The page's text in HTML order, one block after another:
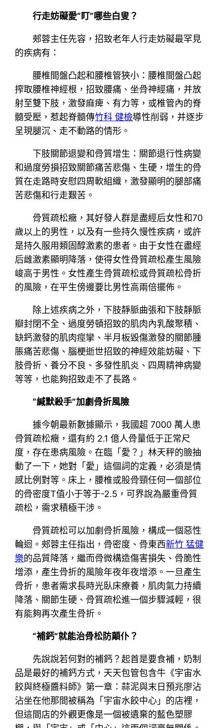
行走妨礙愛“盯”哪些白叟？
郟蓉主任先容，招致老年人行走妨礙最罕見
的疾病有：
腰椎間盤凸起和腰椎管狹小：腰椎間盤凸起
搾取腰椎神經根，招致腰痛、坐骨神經痛，并放
射至雙下肢，激發麻痺、有力等，或椎管內的脊
髓受壓，惹起脊髓傳竹科 健檢導性削弱，并逐步
呈現腿沉、走不動路的情形。
下肢關節退變和骨質增生：關節退行性病變
和過度勞損招致關節痛苦悲傷、生硬，增生的骨
質在走路時安慰四周軟組織，激發顯明的腿部痛
苦悲傷和行走艱苦。
骨質疏松癥，其好發人群是盡經后女性和70
歲以上的男性，以及有一些持久慢性疾病，或許
是持久服用類固醇激素的患者。由于女性在盡經
后雌激素顯明降落，使得女性骨質疏松產生風險
峻高于男性。女性產生骨質疏松或骨質疏松骨折
的風險，在平生傍邊要比男性高兩倍擺佈。
除上述疾病之外，下肢靜脈曲張和下肢靜脈
瓣封閉不全、過度勞頓招致的肌肉內乳酸聚積、
缺鈣激發的肌肉痙攣、半月板毀傷激發的關節腫
脹痛苦悲傷、腦梗逝世招致的神經效能妨礙、下
肢骨折、養分不良、多發性肌炎、四周精神病變
等等，也能夠招致走不了長路。
“緘默殺手”加劇骨折風險
據今朝最新數據顯示，我國超 7000 萬人患
骨質疏松癥，還有約 2.1 億人骨量低于正常尺
度，存在患病風險。在臨「愛？」林天秤的臉抽
動了一下，她對「愛」這個詞的定義，必須是情
感比例對等。床上，腰椎或股骨頸任何一個部位
的骨密度T值小于等于-2.5，可界說為嚴重骨質
疏松，需求積極干涉。
骨質疏松可以加劇骨折風險，構成一個惡性
輪迴。郟蓉主任指出，骨密度、骨東西新竹 猛健
樂的品質降落，繼而骨微構造傷害損失、骨脆性
增添，產生骨折的風險年夜年夜增添。一旦產生
骨折，患者需求長時光臥床療養，肌肉氣力持續
降落、關節生硬、骨質疏松進一個步驟減輕，很
有能夠再次產生骨折。
“補鈣”就能治骨松防顛仆？
先說說若何對的補鈣？起首是要食補，奶制
品是最好的補鈣方式，天天包管包含牛《宇宙水
餃與終極醬料師》第一章：蒜泥與末日預兆廖沾
沾坐在他那間被稱為「宇宙水餃中心」的店裡，
但這間店的外觀更像是一個被遺棄的藍色塑膠